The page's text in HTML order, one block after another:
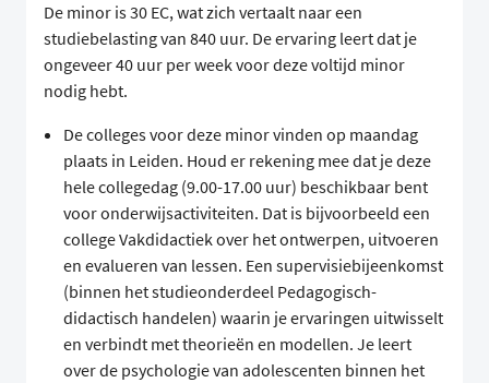
De minor is 30 EC, wat zich vertaalt naar een
studiebelasting van 840 uur. De ervaring leert dat je
ongeveer 40 uur per week voor deze voltijd minor
nodig hebt.
De colleges voor deze minor vinden op maandag
plaats in Leiden. Houd er rekening mee dat je deze
hele collegedag (9.00-17.00 uur) beschikbaar bent
voor onderwijsactiviteiten. Dat is bijvoorbeeld een
college Vakdidactiek over het ontwerpen, uitvoeren
en evalueren van lessen. Een supervisiebijeenkomst
(binnen het studieonderdeel Pedagogisch-
didactisch handelen) waarin je ervaringen uitwisselt
en verbindt met theorieën en modellen. Je leert
over de psychologie van adolescenten binnen het